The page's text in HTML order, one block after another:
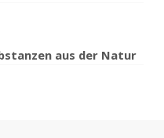
aus der Natur